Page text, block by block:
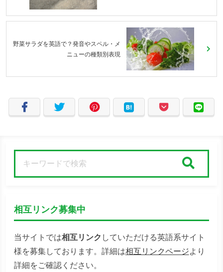
野菜サラダを英語で？発音やスペル・メ
ニューの種類別表現
相互リンク募集中
当サイトでは相互リンク していただける英語系サイト
様を募集しております。詳細は相互リンクページより
詳細をご確認ください。